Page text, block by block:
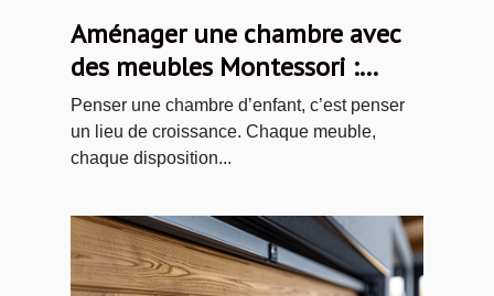
Aménager une chambre avec
des meubles Montessori :
idées et inspirations
Penser une chambre d’enfant, c’est penser
un lieu de croissance. Chaque meuble,
chaque disposition...